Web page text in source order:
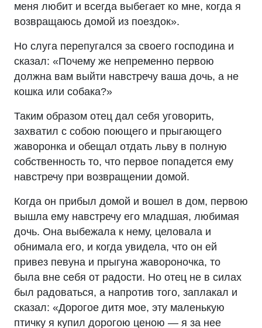
меня любит и всегда выбегает ко мне, когда я
возвращаюсь домой из поездок».
Но слуга перепугался за своего господина и
сказал: «Почему же непременно первою
должна вам выйти навстречу ваша дочь, а не
кошка или собака?»
Таким образом отец дал себя уговорить,
захватил с собою поющего и прыгающего
жаворонка и обещал отдать льву в полную
собственность то, что первое попадется ему
навстречу при возвращении домой.
Когда он прибыл домой и вошел в дом, первою
вышла ему навстречу его младшая, любимая
дочь. Она выбежала к нему, целовала и
обнимала его, и когда увидела, что он ей
привез певуна и прыгуна жавороночка, то
была вне себя от радости. Но отец не в силах
был радоваться, а напротив того, заплакал и
сказал: «Дорогое дитя мое, эту маленькую
птичку я купил дорогою ценою — я за нее